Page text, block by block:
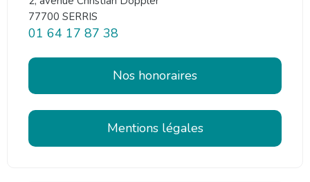
77700 SERRIS
01 64 17 87 38
Nos honoraires
Mentions légales